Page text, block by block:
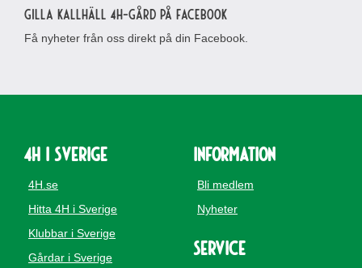
Gilla Kallhäll 4H-gård på Facebook
Få nyheter från oss direkt på din Facebook.
4H i Sverige
4H.se
Hitta 4H i Sverige
Klubbar i Sverige
Gårdar i Sverige
Information
Bli medlem
Nyheter
Service